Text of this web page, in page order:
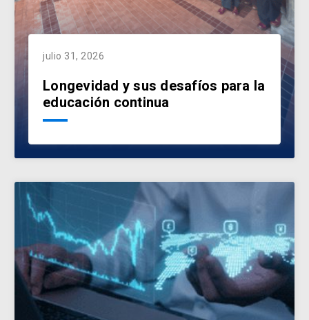
julio 31, 2026
Longevidad y sus desafíos para la
educación continua